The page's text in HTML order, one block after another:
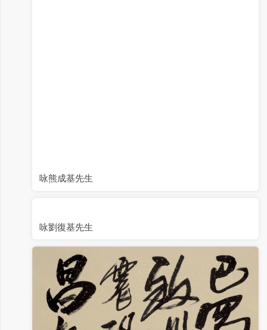
咏熊成基先生
咏劉復基先生